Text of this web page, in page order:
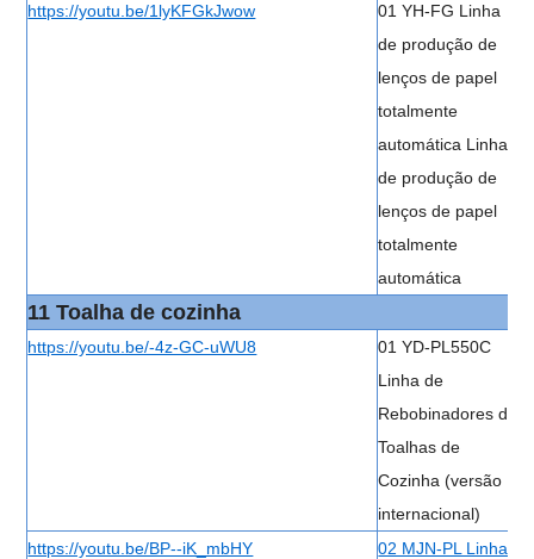
https://youtu.be/1lyKFGkJwow
01 YH-FG Linha
de produção de
lenços de papel
totalmente
automática Linha
de produção de
lenços de papel
totalmente
automática
11 Toalha de cozinha
https://youtu.be/-4z-GC-uWU8
01 YD-PL550C
Linha de
Rebobinadores de
Toalhas de
Cozinha (versão
internacional)
https://youtu.be/BP--iK_mbHY
02 MJN-PL Linha